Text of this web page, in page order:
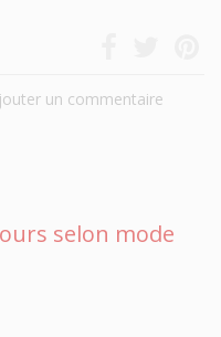
un commentaire
selon mode